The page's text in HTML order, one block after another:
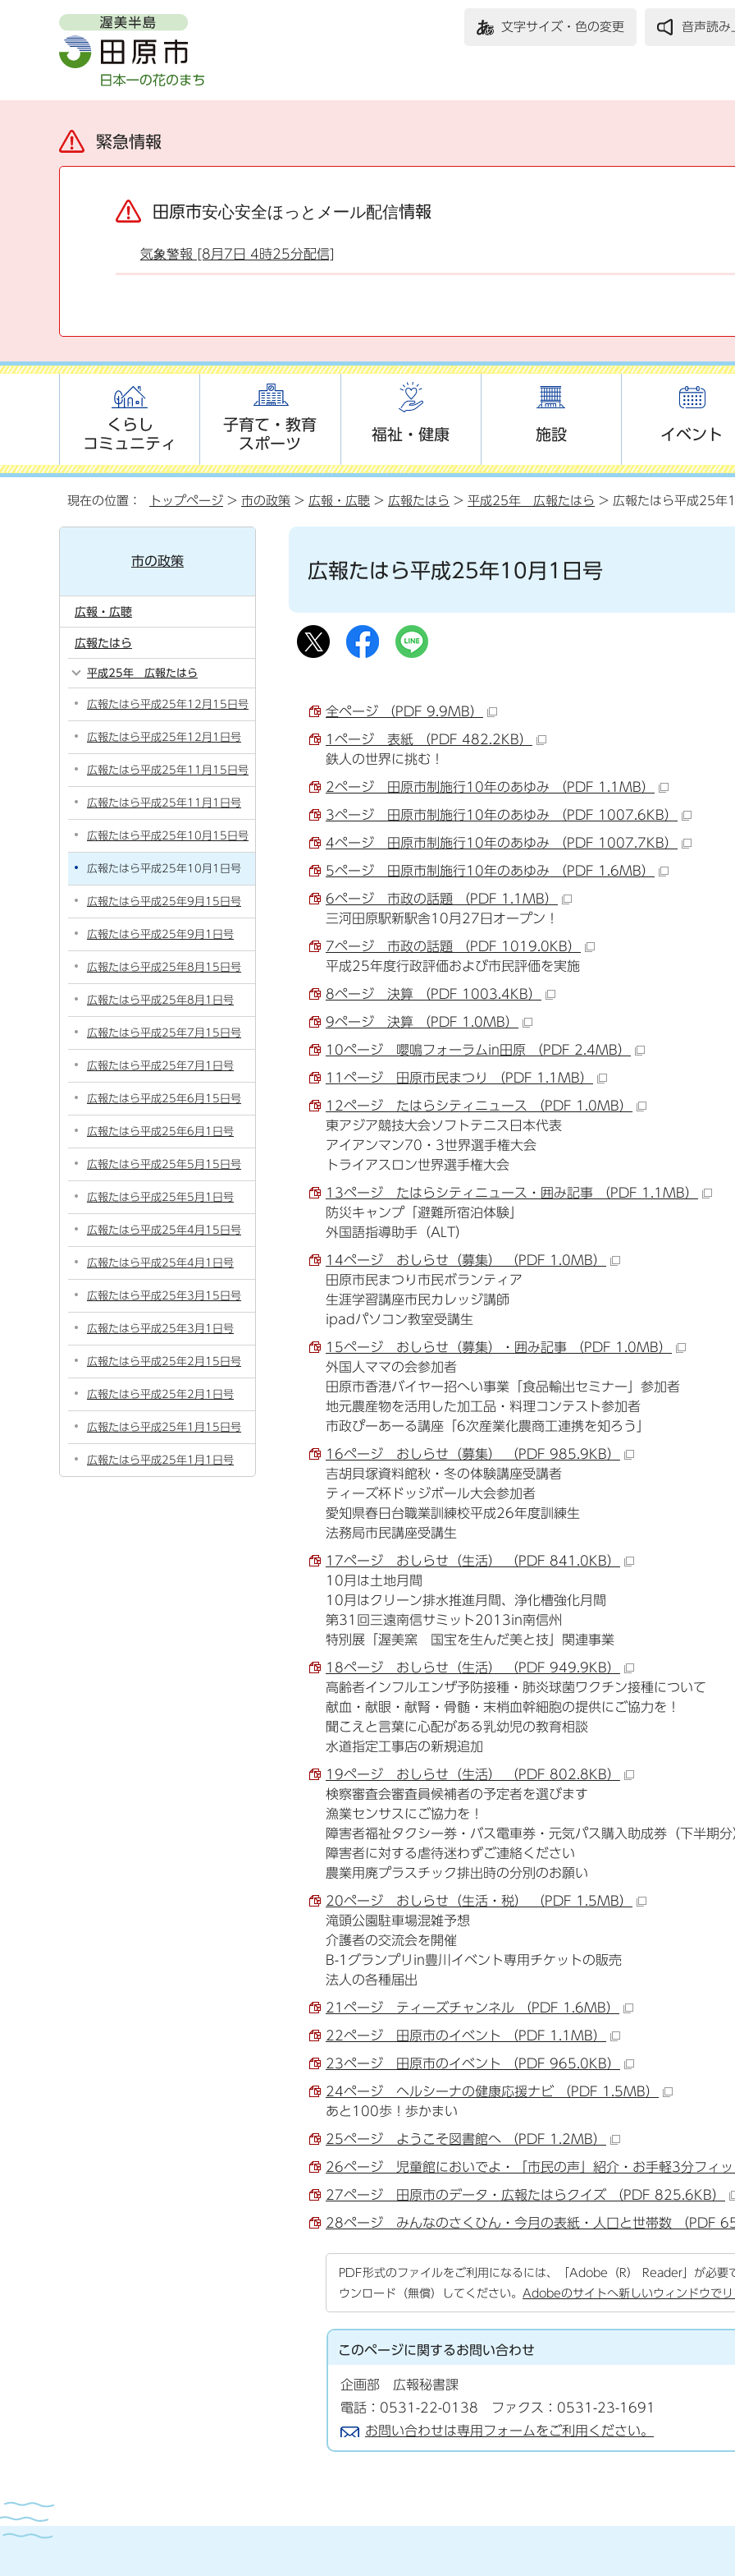
文字サイズ・色の変更 音声読み
緊急情報
田原市安心安全ほっとメール配信情報
気象警報 [8月7日 4時25分配信]
くらし
コミュニティ
子育て・教育
スポーツ
福祉・健康 施設 イベント
現在の位置： トップページ > 市の政策 > 広報・広聴 > 広報たはら > 平成25年 広報たはら > 広報たはら平成25年
広報たはら平成25年10月1日号
全ページ （PDF 9.9MB）
1ページ 表紙 （PDF 482.2KB）
鉄人の世界に挑む！
2ページ 田原市制施行10年のあゆみ （PDF 1.1MB）
3ページ 田原市制施行10年のあゆみ （PDF 1007.6KB）
4ページ 田原市制施行10年のあゆみ （PDF 1007.7KB）
5ページ 田原市制施行10年のあゆみ （PDF 1.6MB）
6ページ 市政の話題 （PDF 1.1MB）
三河田原駅新駅舎10月27日オープン！
7ページ 市政の話題 （PDF 1019.0KB）
平成25年度行政評価および市民評価を実施
8ページ 決算 （PDF 1003.4KB）
9ページ 決算 （PDF 1.0MB）
10ページ 嚶鳴フォーラムin田原 （PDF 2.4MB）
11ページ 田原市民まつり （PDF 1.1MB）
12ページ たはらシティニュース （PDF 1.0MB）
東アジア競技大会ソフトテニス日本代表
アイアンマン70・3世界選手権大会
トライアスロン世界選手権大会
13ページ たはらシティニュース・囲み記事 （PDF 1.1MB）
防災キャンプ「避難所宿泊体験」
外国語指導助手（ALT）
14ページ おしらせ（募集） （PDF 1.0MB）
田原市民まつり市民ボランティア
生涯学習講座市民カレッジ講師
ipadパソコン教室受講生
15ページ おしらせ（募集）・囲み記事 （PDF 1.0MB）
外国人ママの会参加者
田原市香港バイヤー招へい事業「食品輸出セミナー」参加者
地元農産物を活用した加工品・料理コンテスト参加者
市政ぴーあーる講座「6次産業化農商工連携を知ろう」
16ページ おしらせ（募集） （PDF 985.9KB）
吉胡貝塚資料館秋・冬の体験講座受講者
ティーズ杯ドッジボール大会参加者
愛知県春日台職業訓練校平成26年度訓練生
法務局市民講座受講生
17ページ おしらせ（生活） （PDF 841.0KB）
10月は土地月間
10月はクリーン排水推進月間、浄化槽強化月間
第31回三遠南信サミット2013in南信州
特別展「渥美窯 国宝を生んだ美と技」関連事業
18ページ おしらせ（生活） （PDF 949.9KB）
高齢者インフルエンザ予防接種・肺炎球菌ワクチン接種について
献血・献眼・献腎・骨髄・末梢血幹細胞の提供にご協力を！
聞こえと言葉に心配がある乳幼児の教育相談
水道指定工事店の新規追加
19ページ おしらせ（生活） （PDF 802.8KB）
検察審査会審査員候補者の予定者を選びます
漁業センサスにご協力を！
障害者福祉タクシー券・バス電車券・元気パス購入助成券（下半期
障害者に対する虐待迷わずご連絡ください
農業用廃プラスチック排出時の分別のお願い
20ページ おしらせ（生活・税） （PDF 1.5MB）
滝頭公園駐車場混雑予想
介護者の交流会を開催
B-1グランプリin豊川イベント専用チケットの販売
法人の各種届出
21ページ ティーズチャンネル （PDF 1.6MB）
22ページ 田原市のイベント （PDF 1.1MB）
23ページ 田原市のイベント （PDF 965.0KB）
24ページ ヘルシーナの健康応援ナビ （PDF 1.5MB）
あと100歩！歩かまい
25ページ ようこそ図書館へ （PDF 1.2MB）
26ページ 児童館においでよ・「市民の声」紹介・お手軽3分フィ
27ページ 田原市のデータ・広報たはらクイズ （PDF 825.6KB）
28ページ みんなのさくひん・今月の表紙・人口と世帯数 （PDF
PDF形式のファイルをご利用になるには、「Adobe（R） Reader」が必
ウンロード（無償）してください。 Adobeのサイトへ新しいウィンドウで
このページに関するお問い合わせ
企画部 広報秘書課
電話：0531-22-0138 ファクス：0531-23-1691
お問い合わせは専用フォームをご利用ください。
市の政策
広報・広聴
広報たはら
平成25年 広報たはら
広報たはら平成25年12月15日号
広報たはら平成25年12月1日号
広報たはら平成25年11月15日号
広報たはら平成25年11月1日号
広報たはら平成25年10月15日号
広報たはら平成25年10月1日号
広報たはら平成25年9月15日号
広報たはら平成25年9月1日号
広報たはら平成25年8月15日号
広報たはら平成25年8月1日号
広報たはら平成25年7月15日号
広報たはら平成25年7月1日号
広報たはら平成25年6月15日号
広報たはら平成25年6月1日号
広報たはら平成25年5月15日号
広報たはら平成25年5月1日号
広報たはら平成25年4月15日号
広報たはら平成25年4月1日号
広報たはら平成25年3月15日号
広報たはら平成25年3月1日号
広報たはら平成25年2月15日号
広報たはら平成25年2月1日号
広報たはら平成25年1月15日号
広報たはら平成25年1月1日号